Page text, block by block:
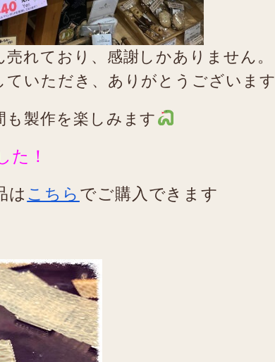
れており、感謝しかありません。
ていただき、ありがとうございます
も製作を楽しみます
た！
は こちら でご購入できます